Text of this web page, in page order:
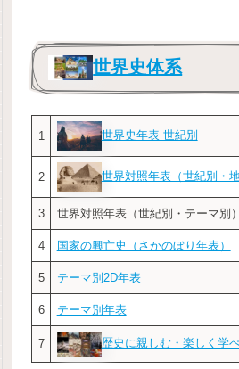
世界史体系
1 世界史年表 世紀別
2 世界対照年表（世紀別・地
3 世界対照年表（世紀別・テーマ別）
4 国家の興亡史（さかのぼり年表）
5 テーマ別2D年表
6 テーマ別年表
7 歴史に親しむ・楽しく学